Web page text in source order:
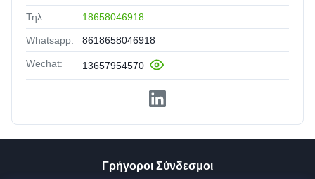
Τηλ.: 18658046918
Whatsapp: 8618658046918
Wechat: 13657954570
Γρήγοροι Σύνδεσμοι